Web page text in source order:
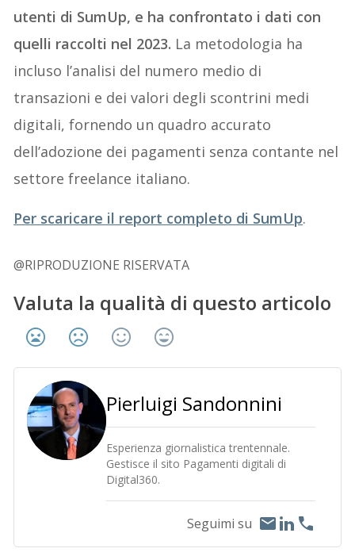
utenti di SumUp, e ha confrontato i dati con
quelli raccolti nel 2023. La metodologia ha
incluso l’analisi del numero medio di
transazioni e dei valori degli scontrini medi
digitali, fornendo un quadro accurato
dell’adozione dei pagamenti senza contante nel
settore freelance italiano.
Per scaricare il report completo di SumUp.
@RIPRODUZIONE RISERVATA
Valuta la qualità di questo articolo
Pierluigi Sandonnini
Esperienza giornalistica trentennale.
Gestisce il sito Pagamenti digitali di
Digital360.
Seguimi su